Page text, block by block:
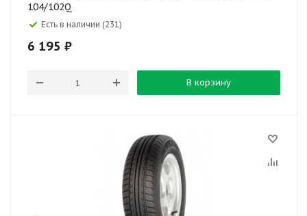
104/102Q
Есть в наличии (231)
6 195 ₽
В корзину